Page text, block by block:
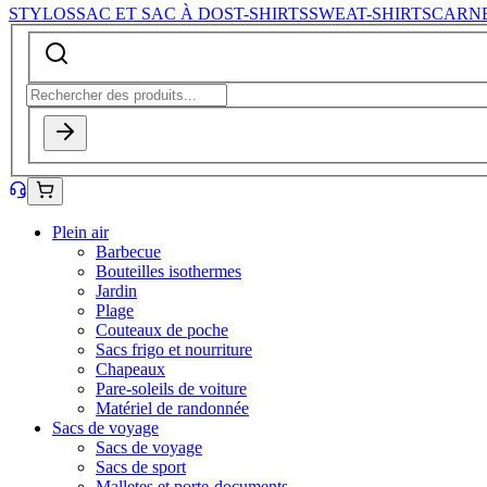
STYLOSSAC ET SAC À DOST-SHIRTSSWEAT-SHIRTS
Plein air
Barbecue
Bouteilles isothermes
Jardin
Plage
Couteaux de poche
Sacs frigo et nourriture
Chapeaux
Pare-soleils de voiture
Matériel de randonnée
Sacs de voyage
Sacs de voyage
Sacs de sport